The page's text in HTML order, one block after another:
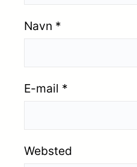
Navn *
E-mail *
Websted